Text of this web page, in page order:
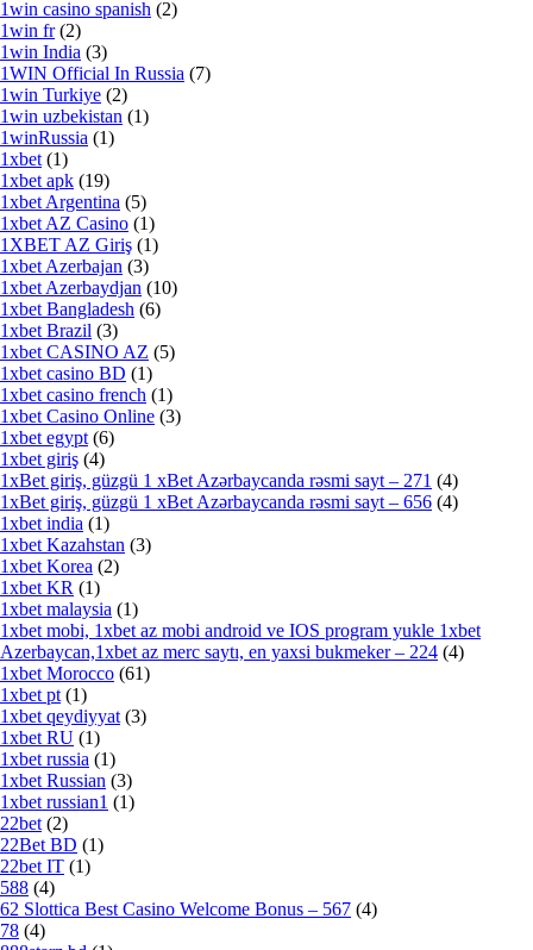
1win casino spanish (2)
1win fr (2)
1win India (3)
1WIN Official In Russia (7)
1win Turkiye (2)
1win uzbekistan (1)
1winRussia (1)
1xbet (1)
1xbet apk (19)
1xbet Argentina (5)
1xbet AZ Casino (1)
1XBET AZ Giriş (1)
1xbet Azerbajan (3)
1xbet Azerbaydjan (10)
1xbet Bangladesh (6)
1xbet Brazil (3)
1xbet CASINO AZ (5)
1xbet casino BD (1)
1xbet casino french (1)
1xbet Casino Online (3)
1xbet egypt (6)
1xbet giriş (4)
1xBet giriş, güzgü 1 xBet Azərbaycanda rəsmi sayt – 271 (4)
1xBet giriş, güzgü 1 xBet Azərbaycanda rəsmi sayt – 656 (4)
1xbet india (1)
1xbet Kazahstan (3)
1xbet Korea (2)
1xbet KR (1)
1xbet malaysia (1)
1xbet mobi, 1xbet az mobi android ve IOS program yukle 1xbet
Azerbaycan,1xbet az merc saytı, en yaxsi bukmeker – 224 (4)
1xbet Morocco (61)
1xbet pt (1)
1xbet qeydiyyat (3)
1xbet RU (1)
1xbet russia (1)
1xbet Russian (3)
1xbet russian1 (1)
22bet (2)
22Bet BD (1)
22bet IT (1)
588 (4)
62 Slottica Best Casino Welcome Bonus – 567 (4)
78 (4)